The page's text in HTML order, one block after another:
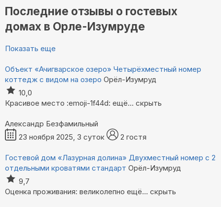
Последние отзывы о гостевых
домах в Орле-Изумруде
Показать еще
Объект «Ачигварское озеро» Четырёхместный номер
коттедж с видом на озеро Орёл-Изумруд
10,0
Красивое место :emoji-1f44d: ещё... скрыть
Александр Безфамильный
23 ноября 2025, 3 суток
2 гостя
Гостевой дом «Лазурная долина» Двухместный номер с 2
отдельными кроватями стандарт Орёл-Изумруд
9,7
Оценка проживания: великолепно ещё... скрыть